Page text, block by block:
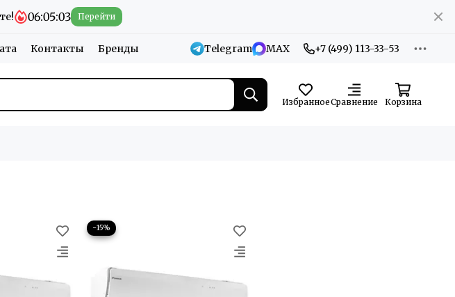
06:05:01 Перейти
Контакты Бренды Telegram MAX +7 (499) 113-33-53
ИзбранноеСравнение Корзина
−15%